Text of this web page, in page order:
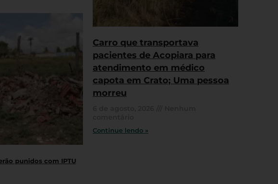
punidos com IPTU
Carro que transportava
pacientes de Acopiara para
atendimento em médico
capota em Crato; Uma pessoa
morreu
Continue lendo »